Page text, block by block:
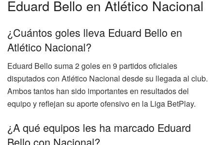
Eduard Bello en Atlético Nacional
¿Cuántos goles lleva Eduard Bello en
Atlético Nacional?
Eduard Bello suma 2 goles en 9 partidos oficiales
disputados con Atlético Nacional desde su llegada al club.
Ambos tantos han sido importantes en resultados del
equipo y reflejan su aporte ofensivo en la Liga BetPlay.
¿A qué equipos les ha marcado Eduard